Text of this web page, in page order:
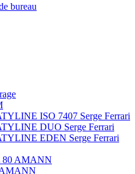
bureau
ISO 7407 Serge Ferrari
DUO Serge Ferrari
EDEN Serge Ferrari
80 AMANN